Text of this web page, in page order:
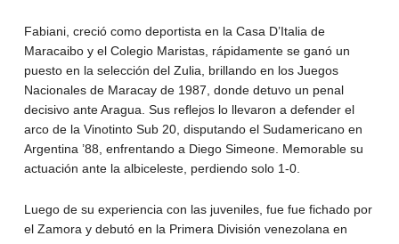
Fabiani, creció como deportista en la Casa D’Italia de
Maracaibo y el Colegio Maristas, rápidamente se ganó un
puesto en la selección del Zulia, brillando en los Juegos
Nacionales de Maracay de 1987, donde detuvo un penal
decisivo ante Aragua. Sus reflejos lo llevaron a defender el
arco de la Vinotinto Sub 20, disputando el Sudamericano en
Argentina ’88, enfrentando a Diego Simeone. Memorable su
actuación ante la albiceleste, perdiendo solo 1-0.
Luego de su experiencia con las juveniles, fue fue fichado por
el Zamora y debutó en la Primera División venezolana en